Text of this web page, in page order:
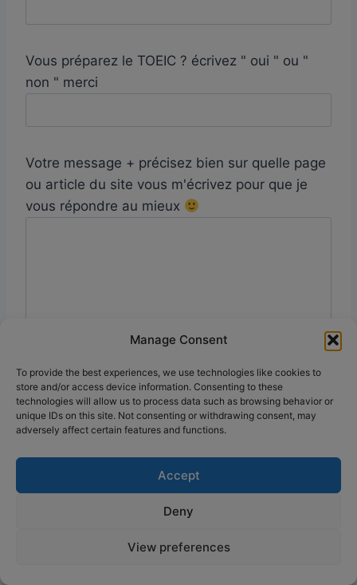
Manage Consent
To provide the best experiences, we use technologies like cookies to
store and/or access device information. Consenting to these
technologies will allow us to process data such as browsing behavior or
unique IDs on this site. Not consenting or withdrawing consent, may
adversely affect certain features and functions.
Accept
Deny
View preferences
Vous préparez le TOEIC ? écrivez " oui " ou "
non " merci
Votre message + précisez bien sur quelle page
ou article du site vous m'écrivez pour que je
vous répondre au mieux